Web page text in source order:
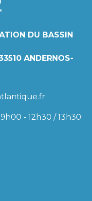
DU BASSIN
ANDERNOS-
- 12h30 / 13h30